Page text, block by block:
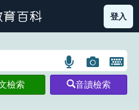
圖示 部首索引表圖示
登入
語
言
搜
圖
片
搜
開
鍵
檢索 音讀檢索